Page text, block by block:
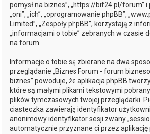
pomysł na biznes”, „https://bif24.pl/forum” i
„oni”, „ich”, „oprogramowanie phpBB”,
Limited”, „Zespoły phpBB”, korzystają z
„informacjami o tobie” zebranych w czasie
na forum.
Informacje o tobie są zbierane na dwa
przeglądanie „Biznes Forum - forum
biznes” powoduje, że aplikacja phpBB
które są małymi plikami tekstowymi
plików tymczasowych twojej przeglądarki.
ciasteczka zawierają identyfikator
anonimowy identyfikator sesji zwany
automatycznie przyznane ci przez aplikację